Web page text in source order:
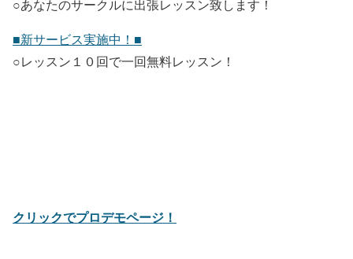
○あなたのサークルに出張レッスン致します！
■新サービス実施中！■
○レッスン１０回で一回無料レッスン！
クリックでプロデモページ！